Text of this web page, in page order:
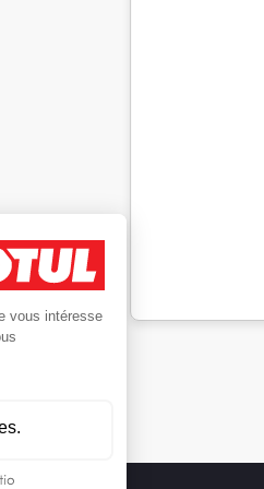
vous intéresse